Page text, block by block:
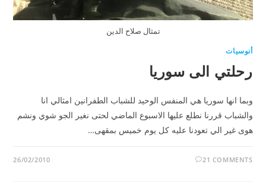
تمثال صلاح الدين
أنوسيات
رحلتي الى سوريا
وبما انها سوريا هي المنفس الوحيد للشباب الطفرانين امثالي انا
والشباب قررنا نطلع عليها الاسبوع الماضي لحتى نغير الجو شوي ونشم
هوى غير الي تعودنا عليه كل يوم خميس بمقهى…
21 COMMENTS
26/02/2010